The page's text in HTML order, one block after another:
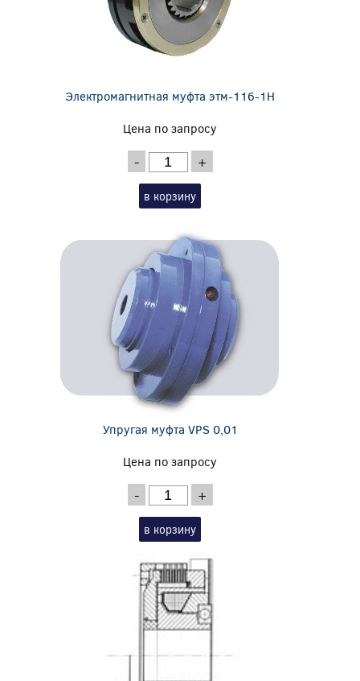
Электромагнитная муфта этм-116-1Н
Цена по запросу
- +
в корзину
Упругая муфта VPS 0,01
Цена по запросу
- +
в корзину